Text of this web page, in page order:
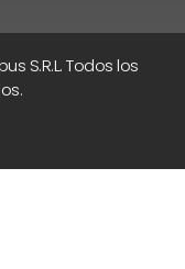
S.R.L. Todos los